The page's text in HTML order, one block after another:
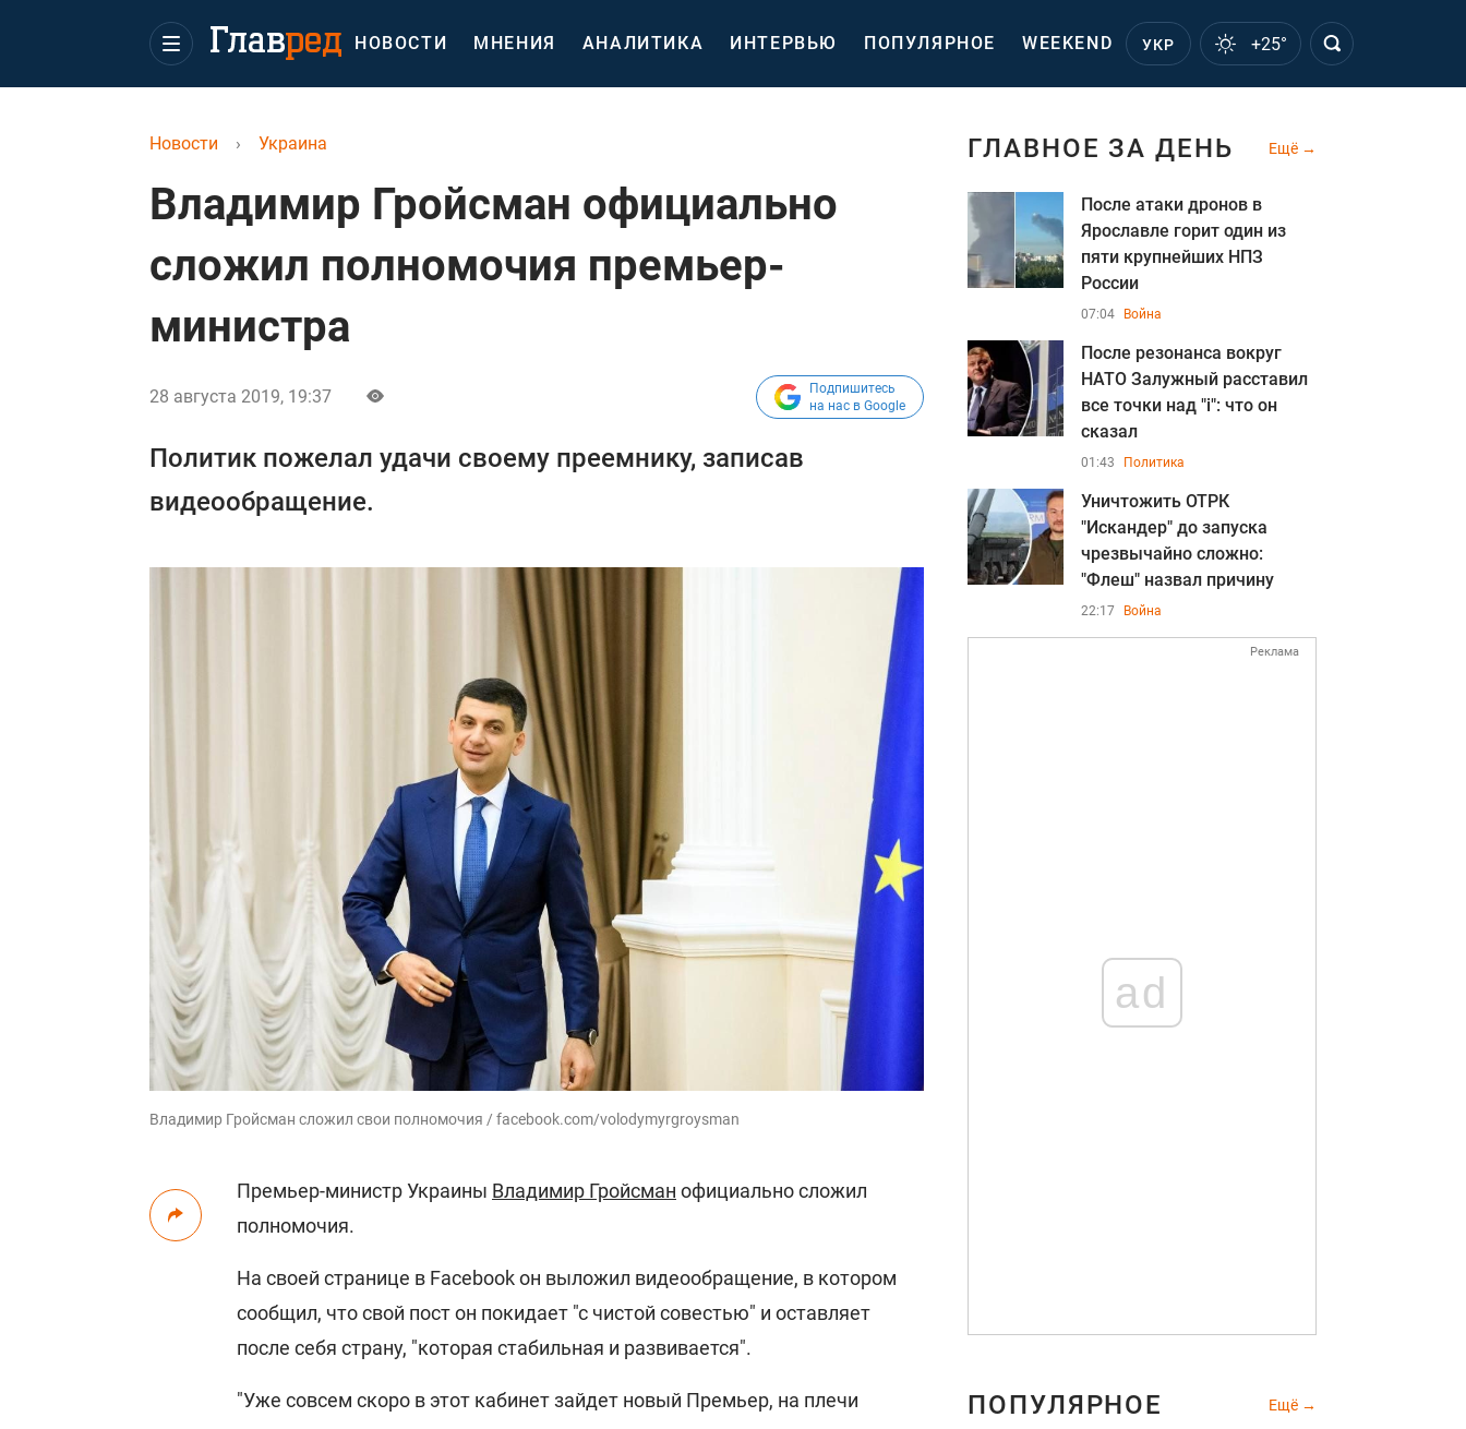
НОВОСТИ МНЕНИЯ АНАЛИТИКА ИНТЕРВЬЮ ПОПУЛЯРНОЕ WEEKEND УКР +25°
Новости › Украина
Владимир Гройсман официально
сложил полномочия премьер-
министра
28 августа 2019, 19:37
Подпишитесь
на нас в Google
Политик пожелал удачи своему преемнику, записав
видеообращение.
Владимир Гройсман сложил свои полномочия / facebook.com/volodymyrgroysman
Премьер-министр Украины Владимир Гройсман официально сложил
полномочия.
На своей странице в Facebook он выложил видеообращение, в котором
сообщил, что свой пост он покидает "с чистой совестью" и оставляет
после себя страну, "которая стабильная и развивается".
"Уже совсем скоро в этот кабинет зайдет новый Премьер, на плечи
ГЛАВНОЕ ЗА ДЕНЬ Ещё
После атаки дронов в
Ярославле горит один из
пяти крупнейших НПЗ
России
07:04 Война
После резонанса вокруг
НАТО Залужный расставил
все точки над "i": что он
сказал
01:43 Политика
Уничтожить ОТРК
"Искандер" до запуска
чрезвычайно сложно:
"Флеш" назвал причину
22:17 Война
Реклама
ad
ПОПУЛЯРНОЕ Ещё